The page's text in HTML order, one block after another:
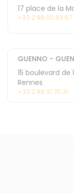
17 place de la
+33 2 99 02 83 67
GUENNO -
15 boulevard
Rennes
+33 2 99 31 70 31